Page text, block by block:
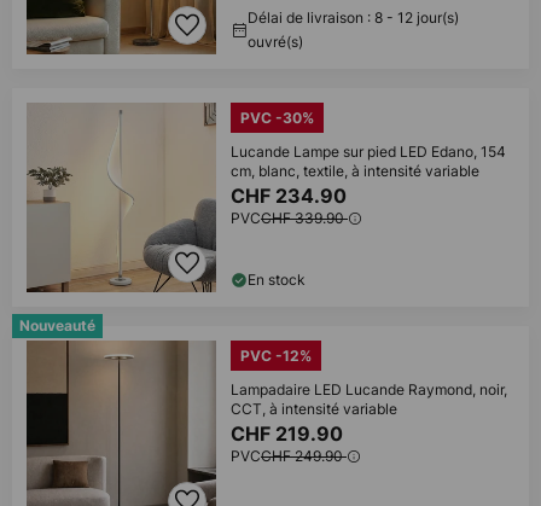
Délai de livraison : 8 - 12 jour(s)
ouvré(s)
PVC -30%
Lucande Lampe sur pied LED Edano, 154
cm, blanc, textile, à intensité variable
CHF 234.90
PVCCHF 339.90
En stock
Nouveauté
PVC -12%
Lampadaire LED Lucande Raymond, noir,
CCT, à intensité variable
CHF 219.90
PVCCHF 249.90